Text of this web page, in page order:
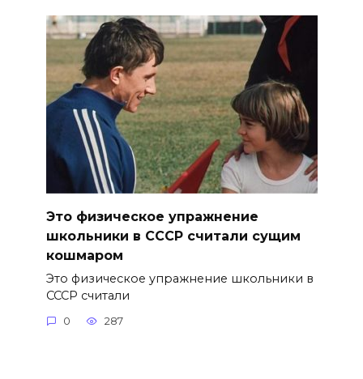
Это физическое упражнение
школьники в СССР считали сущим
кошмаром
Это физическое упражнение школьники в
СССР считали
0 287